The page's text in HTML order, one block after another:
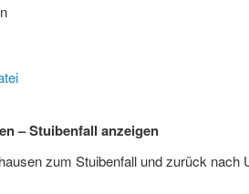
– Stuibenfall anzeigen
zum Stuibenfall und zurück nach